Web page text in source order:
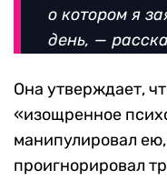
о котором я
день, —
Она утверждает,
«изощренное
манипулировал ею,
проигнорировал